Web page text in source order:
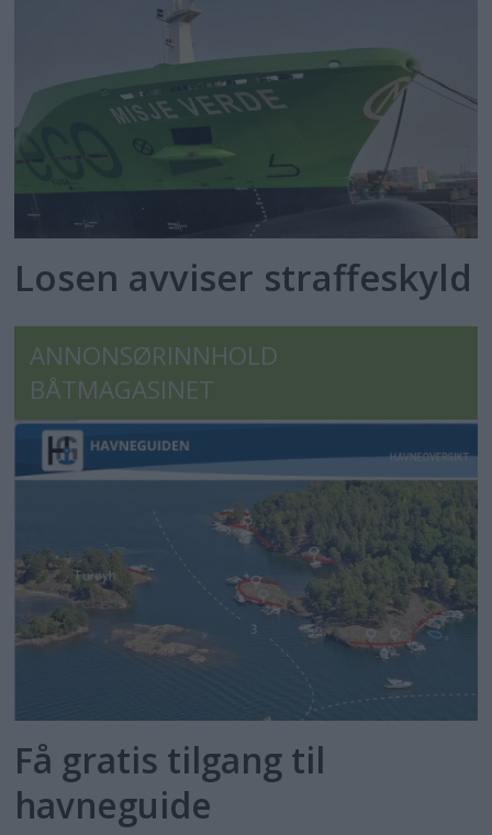
Losen avviser straffeskyld
ANNONSØRINNHOLD
BÅTMAGASINET
Få gratis tilgang til
havneguide